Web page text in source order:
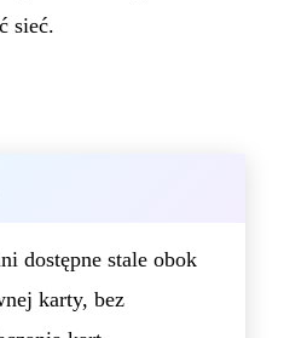
sieć.
dostępne stale obok
karty, bez